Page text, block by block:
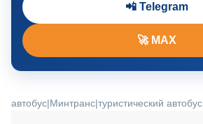
📲 Telegram
🚀 MAX
автобус|Минтранс|туристический автобус